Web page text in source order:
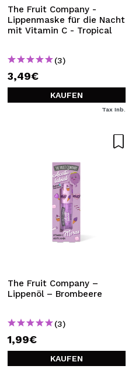
The Fruit Company -
Lippenmaske für die Nacht
mit Vitamin C - Tropical
(3)
3,49€
KAUFEN
Tax Inb.
The Fruit Company –
Lippenöl – Brombeere
(3)
1,99€
KAUFEN